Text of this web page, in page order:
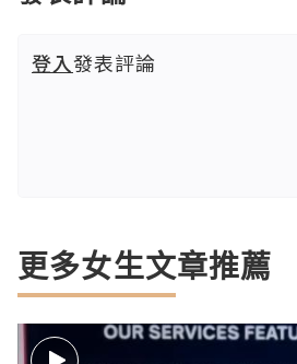
登入發表評論
更多女生文章推薦